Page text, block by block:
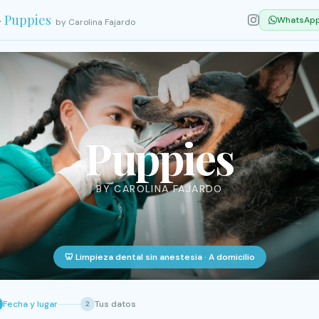
Puppies by Carolina Fajardo
Puppies
BY CAROLINA FAJARDO
🦷 Limpieza dental sin anestesia · A domicilio
Fecha y lugar 2 Tus datos